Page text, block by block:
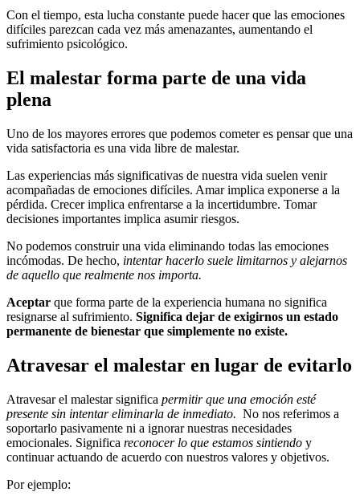
Con el tiempo, esta lucha constante puede hacer que las emociones
difíciles parezcan cada vez más amenazantes, aumentando el
sufrimiento psicológico.
El malestar forma parte de una vida
plena
Uno de los mayores errores que podemos cometer es pensar que una
vida satisfactoria es una vida libre de malestar.
Las experiencias más significativas de nuestra vida suelen venir
acompañadas de emociones difíciles. Amar implica exponerse a la
pérdida. Crecer implica enfrentarse a la incertidumbre. Tomar
decisiones importantes implica asumir riesgos.
No podemos construir una vida eliminando todas las emociones
incómodas. De hecho, intentar hacerlo suele limitarnos y alejarnos
de aquello que realmente nos importa.
Aceptar que forma parte de la experiencia humana no significa
resignarse al sufrimiento. Significa dejar de exigirnos un estado
permanente de bienestar que simplemente no existe.
Atravesar el malestar en lugar de evitarlo
Atravesar el malestar significa permitir que una emoción esté
presente sin intentar eliminarla de inmediato. No nos referimos a
soportarlo pasivamente ni a ignorar nuestras necesidades
emocionales. Significa reconocer lo que estamos sintiendo y
continuar actuando de acuerdo con nuestros valores y objetivos.
Por ejemplo: